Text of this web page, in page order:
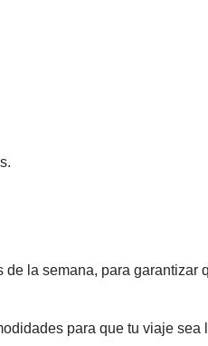
la semana, para garantizar
para que tu viaje sea